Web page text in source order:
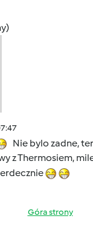
Nie bylo zadne,
z Thermosiem,
Góra strony